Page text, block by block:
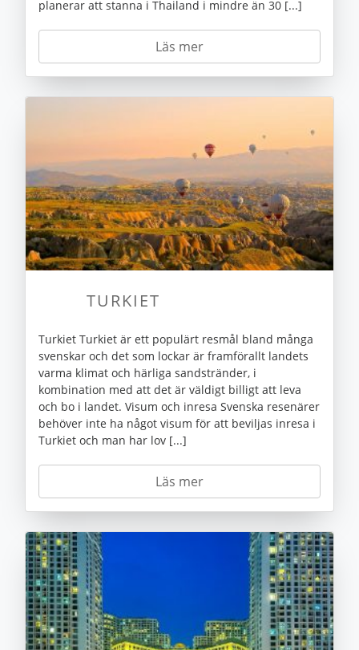
planerar att stanna i Thailand i mindre än 30 [...]
Läs mer
TURKIET
Turkiet Turkiet är ett populärt resmål bland många
svenskar och det som lockar är framförallt landets
varma klimat och härliga sandstränder, i
kombination med att det är väldigt billigt att leva
och bo i landet. Visum och inresa Svenska resenärer
behöver inte ha något visum för att beviljas inresa i
Turkiet och man har lov [...]
Läs mer